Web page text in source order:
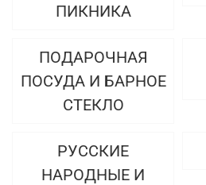
ПИКНИКА
ПОДАРОЧНАЯ
ПОСУДА И БАРНОЕ
СТЕКЛО
РУССКИЕ
НАРОДНЫЕ И